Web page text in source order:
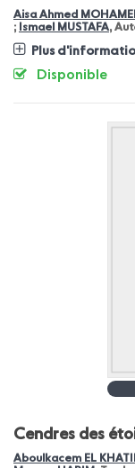
Aisa Ahmed
;
Ismael MUSTAFA,
Plus
Disponible
Cendres des
Aboulkacem EL